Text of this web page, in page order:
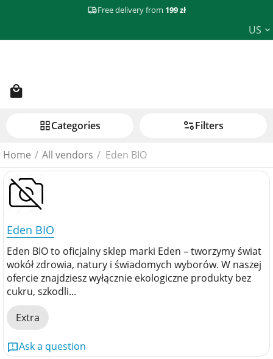
Free delivery from 199 zł
US
Сategories Filters
Home / All vendors / Eden BIO
Eden BIO
Eden BIO to oficjalny sklep marki Eden – tworzymy świat
wokół zdrowia, natury i świadomych wyborów. W naszej
ofercie znajdziesz wyłącznie ekologiczne produkty bez
cukru, szkodli...
Extra
Ask a question